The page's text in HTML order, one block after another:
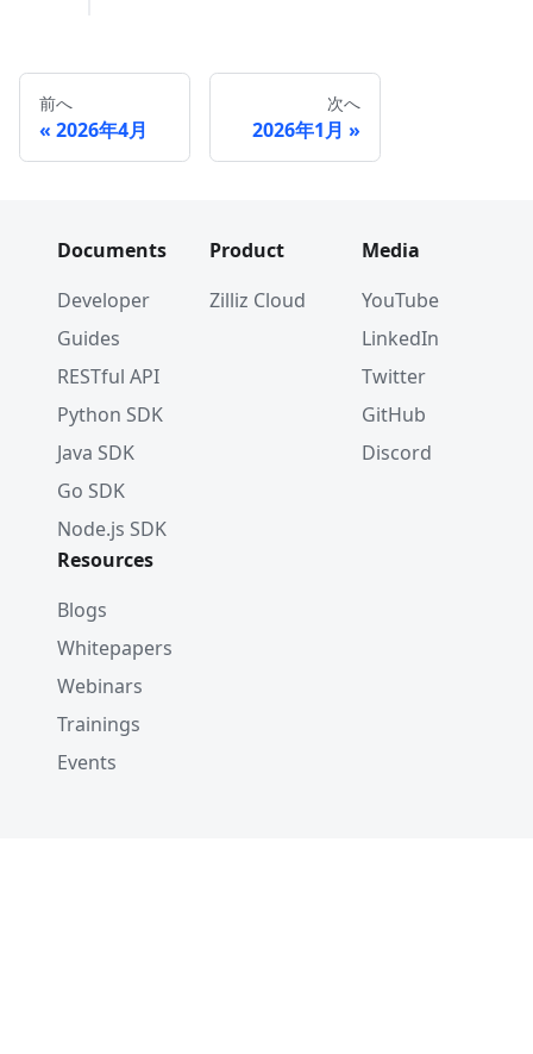
前へ
2026年4月
次へ
2026年1月
Documents
Developer
Guides
RESTful API
Python SDK
Java SDK
Go SDK
Node.js SDK
Product
Zilliz Cloud
Media
YouTube
LinkedIn
Twitter
GitHub
Discord
Resources
Blogs
Whitepapers
Webinars
Trainings
Events